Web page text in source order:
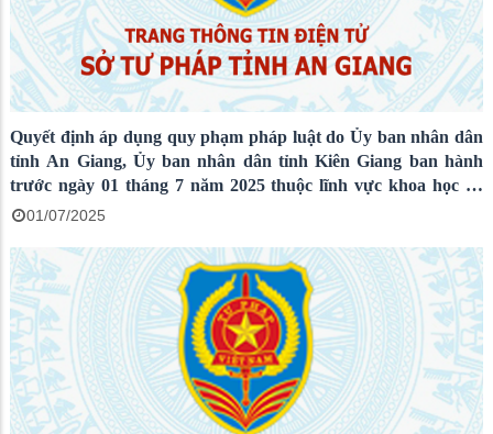
Quyết định áp dụng quy phạm pháp luật do Ủy ban nhân dân
tỉnh An Giang, Ủy ban nhân dân tỉnh Kiên Giang ban hành
trước ngày 01 tháng 7 năm 2025 thuộc lĩnh vực khoa học và
công nghệ
01/07/2025